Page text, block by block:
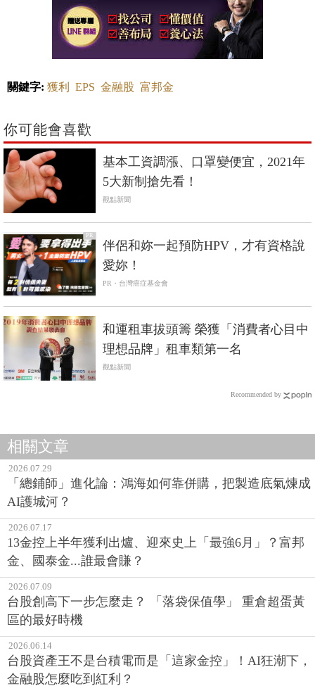
關鍵字: 獲利 EPS 金融股 富邦金
你可能會喜歡
基本工資調漲、口罩變便宜，2021年
5大新制搶先看！
觀點新聞
PR
伴侶和妳一起預防HPV，才有資格說
愛妳！
PR・台灣癌症基金會
和運租車拔頭籌 榮獲「消費者心目中
理想品牌」租車類第一名
觀點新聞
Recommended by
相關文章
2026.07.29
「總鋪師」進化論：鴻海如何靠併購，把製造底氣煉成
AI護城河？
2026.07.17
13金控上半年獲利出爐、迎來史上「最強6月」？富邦
金、國泰金...誰最會賺？
2026.07.09
台股創高下一步怎麼走？ 「落袋保值學」 重倉超蛋黃
區的最好時機
2026.06.14
台股資產王不是台積電而是「這家金控」！AI狂潮下，
金融股怎麼吃到紅利？